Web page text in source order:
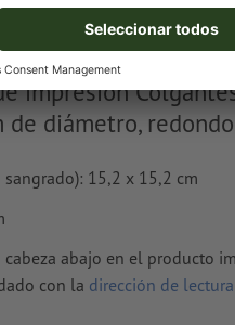
impresión
de diámetro, redondo
sangrado): 15,2 x 15,2 cm
abajo en el producto
con la dirección de lectura